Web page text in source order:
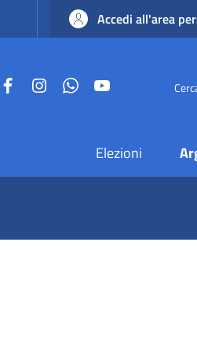
Accedi all'area
FacebookInstagramWhatsApp
Elezioni